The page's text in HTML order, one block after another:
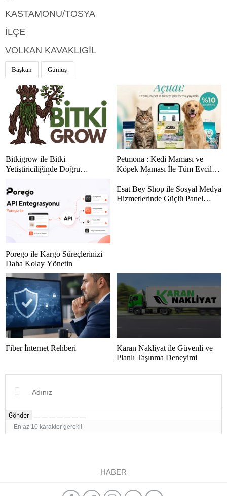
KASTAMONU/TOSYA
İLÇE
VOLKAN KAVAKLIGİL
Başkan Gümüş
Bitkigrow ile Bitki
Yetiştiriciliğinde Doğru
Petmona : Kedi Maması ve
Köpek Maması İle Tüm Evcil
Porego ile Kargo Süreçlerinizi
Daha Kolay Yönetin
Esat Bey Shop ile Sosyal Medya
Hizmetlerinde Güçlü Panel
Fiber İnternet Rehberi
Karan Nakliyat ile Güvenli ve
Planlı Taşınma Deneyimi
Gönder
En az 10 karakter gerekli
HABER